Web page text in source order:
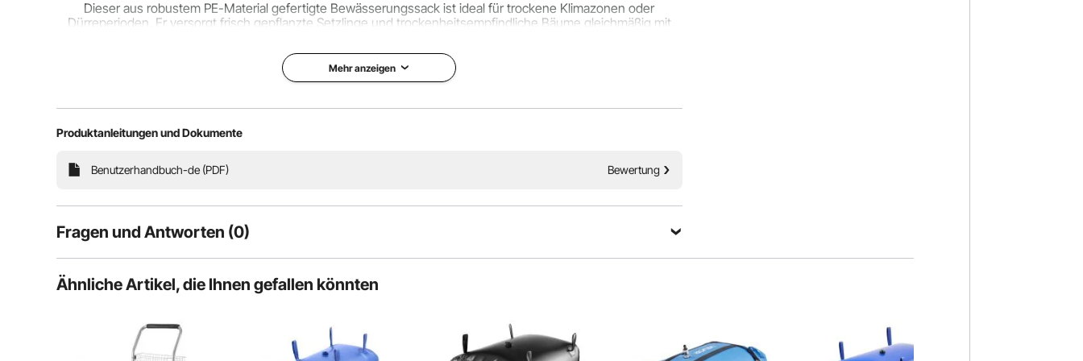
Dieser aus robustem PE-Material gefertigte Bewässerungssack ist ideal für trockene Klimazonen oder
Dürreperioden. Er versorgt frisch gepflanzte Setzlinge und trockenheitsempfindliche Bäume gleichmäßig mit
Der Baumbeutel ist wiederverwendbar. Nach Gebrauch einfach das restliche Wasser abgießen, gründlich an der
Luft trocknen lassen und an einem trockenen Ort aufbewahren, damit er für den nächsten
Bewässerungszyklus bereit ist.
Mehr anzeigen
Produktanleitungen und Dokumente
Benutzerhandbuch-de (PDF) Bewertung
Fragen und Antworten (0)
Ist das Produkt haltbar? ...
Stellen Sie die erste Frage
Ähnliche Artikel, die Ihnen gefallen könnten